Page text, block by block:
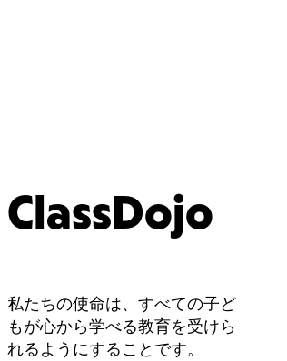
ClassDojo
私たちの使命は、すべての子ど
もが心から学べる教育を受けら
れるようにすることです。